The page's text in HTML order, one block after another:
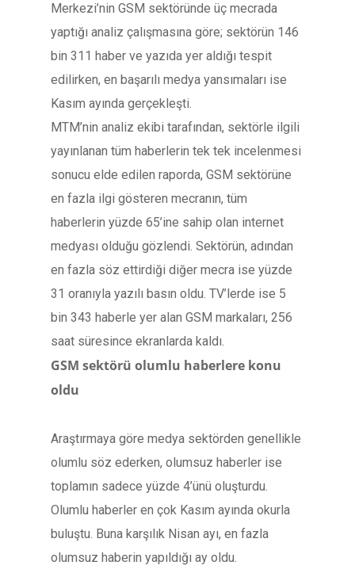
Merkezi’nin GSM sektöründe üç mecrada
yaptığı analiz çalışmasına göre; sektörün 146
bin 311 haber ve yazıda yer aldığı tespit
edilirken, en başarılı medya yansımaları ise
Kasım ayında gerçekleşti.
MTM’nin analiz ekibi tarafından, sektörle ilgili
yayınlanan tüm haberlerin tek tek incelenmesi
sonucu elde edilen raporda, GSM sektörüne
en fazla ilgi gösteren mecranın, tüm
haberlerin yüzde 65’ine sahip olan internet
medyası olduğu gözlendi. Sektörün, adından
en fazla söz ettirdiği diğer mecra ise yüzde
31 oranıyla yazılı basın oldu. TV’lerde ise 5
bin 343 haberle yer alan GSM markaları, 256
saat süresince ekranlarda kaldı.
GSM sektörü olumlu haberlere konu
oldu
Araştırmaya göre medya sektörden genellikle
olumlu söz ederken, olumsuz haberler ise
toplamın sadece yüzde 4’ünü oluşturdu.
Olumlu haberler en çok Kasım ayında okurla
buluştu. Buna karşılık Nisan ayı, en fazla
olumsuz haberin yapıldığı ay oldu.